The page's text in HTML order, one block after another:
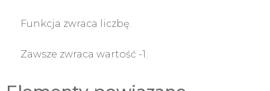
Funkcja zwraca liczbę.
Zawsze zwraca wartość -1.